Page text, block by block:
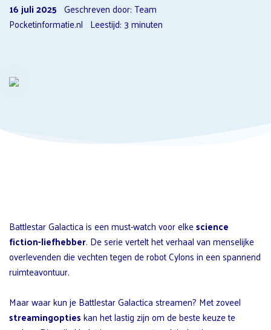
16 juli 2025 Geschreven door: Team
Pocketinformatie.nl Leestijd:3minuten
Battlestar Galactica is een must-watch voor elkescience
fiction-liefhebber. De serie vertelt het verhaal van menselijke
overlevenden die vechten tegen de robot Cylons in een spannend
ruimteavontuur.
Maar waar kun je Battlestar Galactica streamen? Met zoveel
streamingoptieskan het lastig zijn om de beste keuze te